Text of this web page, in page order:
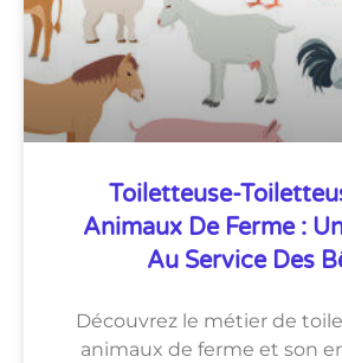
Toiletteuse-
Animaux De Ferme :
Au Service Des
Découvrez le métier de
animaux de ferme et son